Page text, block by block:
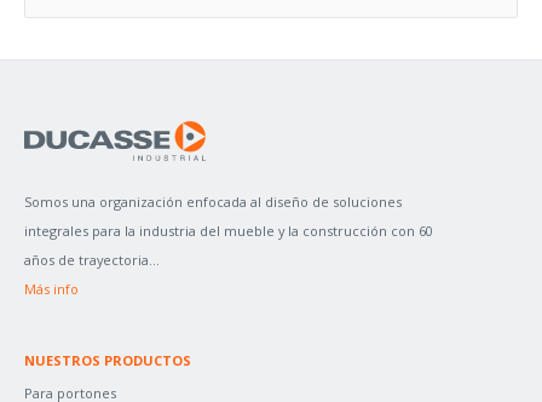
S
A
O
R
:
Somos una organización enfocada al diseño de soluciones
integrales para la industria del mueble y la construcción con 60
años de trayectoria...
Más info
NUESTROS PRODUCTOS
Para portones